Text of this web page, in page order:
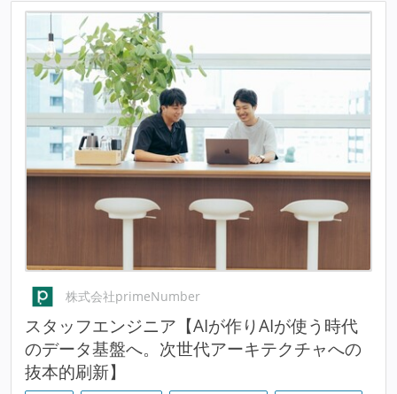
株式会社primeNumber
スタッフエンジニア【AIが作りAIが使う時代
のデータ基盤へ。次世代アーキテクチャへの
抜本的刷新】